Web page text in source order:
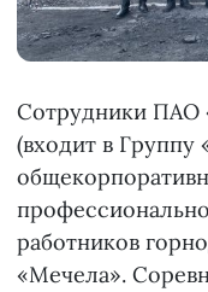
Сотрудники ПАО
(входит в Группу
работников
«Мечела».